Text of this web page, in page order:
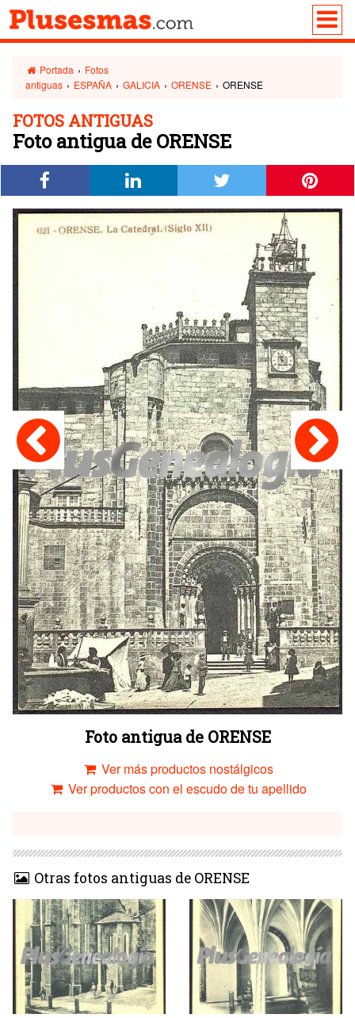
Portada › Fotos
antiguas › ESPAÑA › GALICIA › ORENSE › ORENSE
FOTOS ANTIGUAS
Foto antigua de ORENSE
Foto antigua de ORENSE
Ver más productos nostálgicos
Ver productos con el escudo de tu apellido
Otras fotos antiguas de ORENSE